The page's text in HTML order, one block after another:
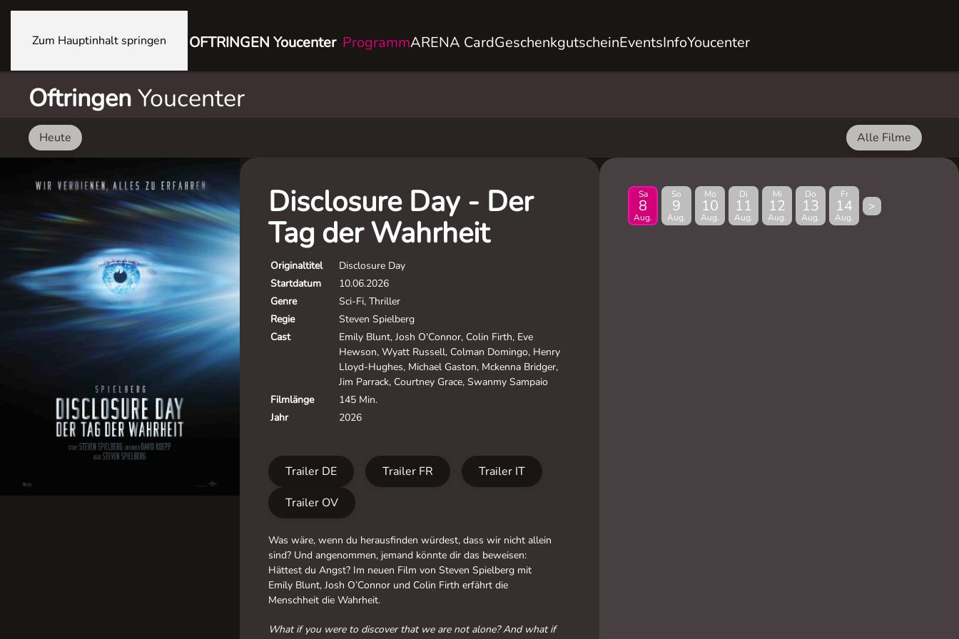
Zum Hauptinhalt springen OFTRINGEN Youcenter ProgrammARENA CardGeschenkgutscheinEventsInfoYoucenter
OftringenYoucenter
Heute Alle Filme
Disclosure Day - Der
Tag der Wahrheit
Originaltitel
Disclosure Day
Startdatum
10.06.2026
Genre
Sci-Fi, Thriller
Regie
Steven Spielberg
Cast
Emily Blunt, Josh O'Connor, Colin Firth, Eve
Hewson, Wyatt Russell, Colman Domingo, Henry
Lloyd-Hughes, Michael Gaston, Mckenna Bridger,
Jim Parrack, Courtney Grace, Swanmy Sampaio
Filmlänge
145 Min.
Jahr
2026
Trailer DE Trailer FR
Trailer IT
Trailer OV
Was wäre, wenn du herausfinden würdest, dass wir nicht allein
sind? Und angenommen, jemand könnte dir das beweisen:
Hättest du Angst? Im neuen Film von Steven Spielberg mit
Emily Blunt, Josh O’Connor und Colin Firth erfährt die
Menschheit die Wahrheit.
What if you were to discover that we are not alone? And what if
Sa
8
Aug.
So
9
Aug.
Mo
10
Aug.
Di
11
Aug.
Mi
12
Aug.
Do
13
Aug.
Fr
14
Aug.
>